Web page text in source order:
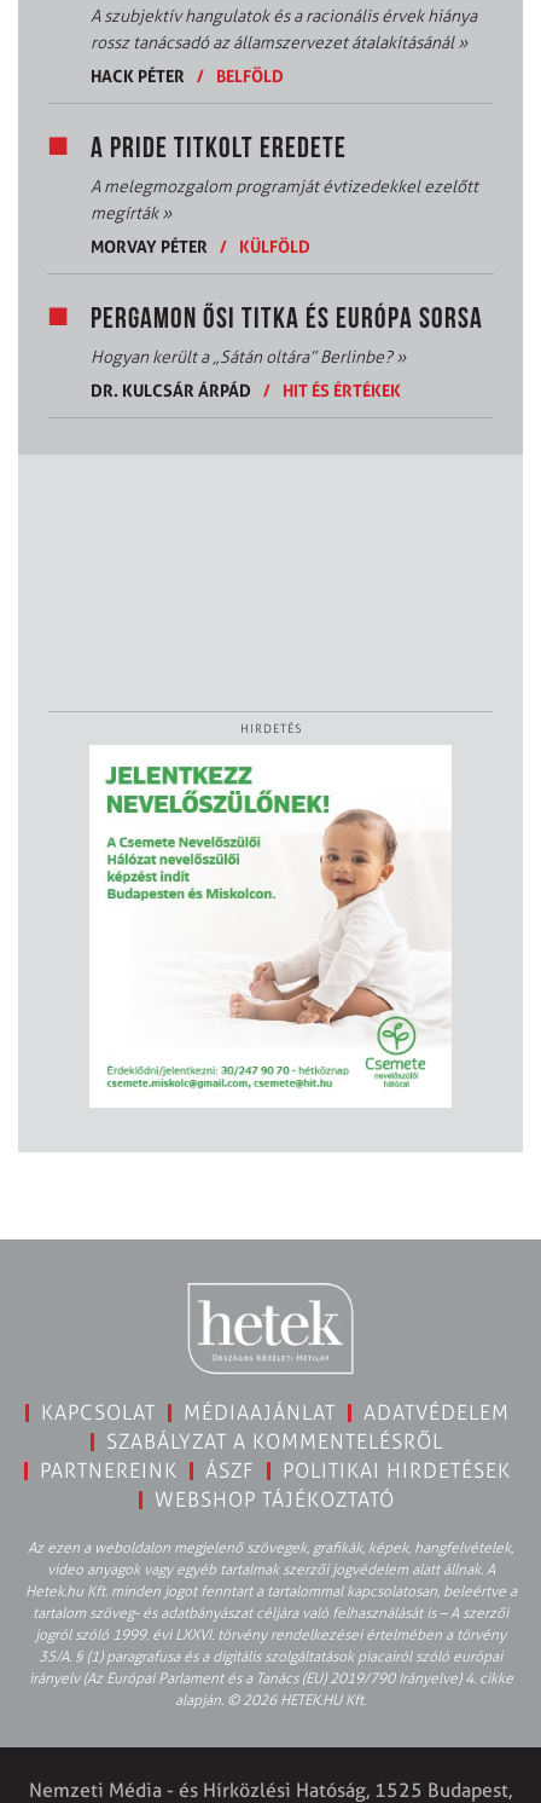
A szubjektív hangulatok és a racionális érvek hiánya
rossz tanácsadó az államszervezet átalakításánál»
HACK PÉTER
/ BELFÖLD
A PRIDE TITKOLT EREDETE
A melegmozgalom programját évtizedekkel ezelőtt
megírták»
MORVAY PÉTER
/ KÜLFÖLD
PERGAMON ŐSI TITKA ÉS EURÓPA SORSA
Hogyan került a „Sátán oltára” Berlinbe?»
DR. KULCSÁR ÁRPÁD
/ HIT ÉS ÉRTÉKEK
HIRDETÉS
KAPCSOLAT MÉDIAAJÁNLAT
ADATVÉDELEM
SZABÁLYZAT A KOMMENTELÉSRŐL
PARTNEREINK
ÁSZF
POLITIKAI HIRDETÉSEK
WEBSHOP TÁJÉKOZTATÓ
Az ezen a weboldalon megjelenő szövegek, grafikák, képek, hangfelvételek,
video anyagok vagy egyéb tartalmak szerzői jogvédelem alatt állnak. A
Hetek.hu Kft. minden jogot fenntart a tartalommal kapcsolatosan, beleértve a
tartalom szöveg- és adatbányászat céljára való felhasználását is – A szerzői
jogról szóló 1999. évi LXXVI. törvény rendelkezései értelmében a törvény
35/A. § (1) paragrafusa és a digitális szolgáltatások piacairól szóló európai
irányelv (Az Európai Parlament és a Tanács (EU) 2019/790 Irányelve) 4. cikke
alapján. © 2026 HETEK.HU Kft.
Nemzeti Média - és Hírközlési Hatóság, 1525 Budapest,